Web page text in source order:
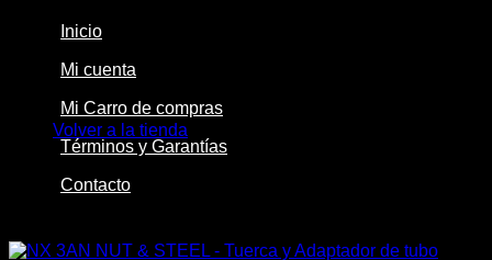
Volver a la tienda
Inicio
Mi cuenta
Mi Carro de compras
Términos y Garantías
Contacto